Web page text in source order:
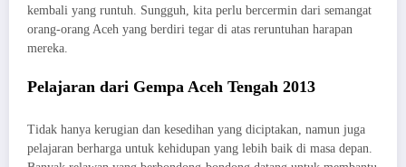
kembali yang runtuh. Sungguh, kita perlu bercermin dari semangat
orang-orang Aceh yang berdiri tegar di atas reruntuhan harapan
mereka.
Pelajaran dari Gempa Aceh Tengah 2013
Tidak hanya kerugian dan kesedihan yang diciptakan, namun juga
pelajaran berharga untuk kehidupan yang lebih baik di masa depan.